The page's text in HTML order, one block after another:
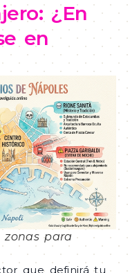
¿En
en
zonas para
que definirá tu